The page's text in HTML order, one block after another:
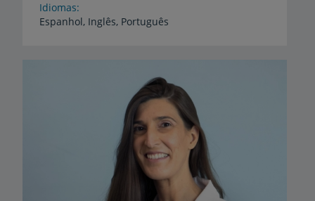
Idiomas
Espanhol, Inglês, Português